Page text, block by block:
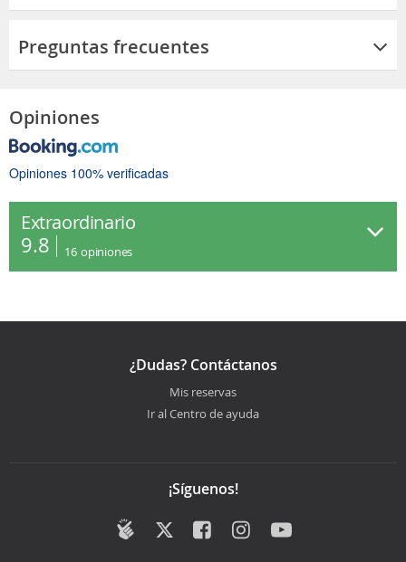
Preguntas frecuentes
Opiniones
Opiniones 100% verificadas
Extraordinario
9.8 16 opiniones
¿Dudas? Contáctanos
Mis reservas
Ir al Centro de ayuda
¡Síguenos!